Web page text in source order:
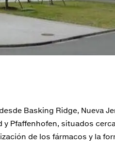
Basking Ridge, Nueva
Pfaffenhofen, situados
de los fármacos y la